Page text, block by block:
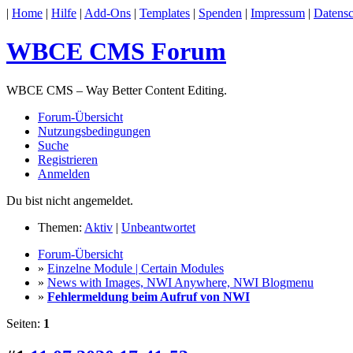
| Home | Hilfe | Add-Ons | Templates | Spenden | Impressum |
WBCE CMS Forum
WBCE CMS – Way Better Content Editing.
Forum-Übersicht
Nutzungsbedingungen
Suche
Registrieren
Anmelden
Du bist nicht angemeldet.
Themen: Aktiv | Unbeantwortet
Forum-Übersicht
» Einzelne Module | Certain Modules
» News with Images, NWI Anywhere, NWI Blogmenu
» Fehlermeldung beim Aufruf von NWI
Seiten: 1